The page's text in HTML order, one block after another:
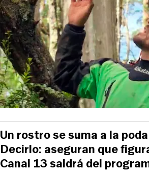
Un rostro se suma a la
Decirlo: aseguran que
Canal 13 saldrá del